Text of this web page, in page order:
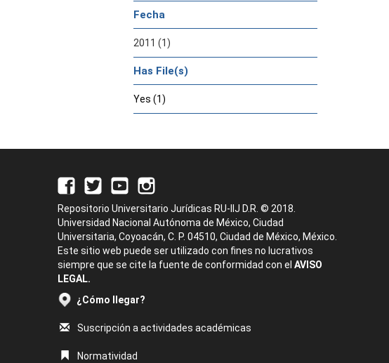
Fecha
2011 (1)
Has File(s)
Yes (1)
Repositorio Universitario Jurídicas RU-IIJ D.R. © 2018.
Universidad Nacional Autónoma de México, Ciudad
Universitaria, Coyoacán, C. P. 04510, Ciudad de México, México.
Este sitio web puede ser utilizado con fines no lucrativos
siempre que se cite la fuente de conformidad con el AVISO
LEGAL.
¿Cómo llegar?
Suscripción a actividades académicas
Normatividad